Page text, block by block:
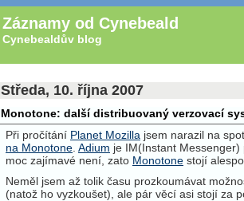
Záznamy od Cynebeald
Cynebealdův blog
Středa, 10. října 2007
Monotone: další distribuovaný verzovací
Při pročítání Planet Mozilla jsem narazil na
na Monotone Adium je IM(Instant
moc zajímavé není, zato Monotone stojí
Neměl jsem až tolik času prozkoumávat
(natož ho vyzkoušet), ale pár věcí asi stojí za